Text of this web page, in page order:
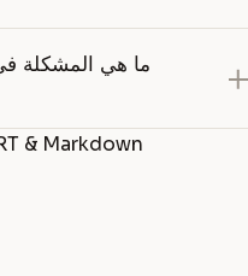
ما هي المشكلة
& Markdown